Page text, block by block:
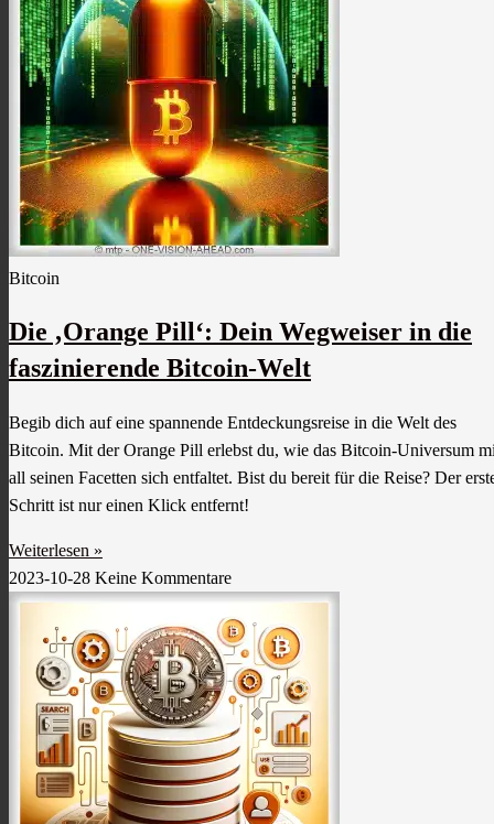
Bitcoin
Die ‚Orange Pill‘: Dein Wegweiser in die
faszinierende Bitcoin-Welt
Begib dich auf eine spannende Entdeckungsreise in die Welt des
Bitcoin. Mit der Orange Pill erlebst du, wie das Bitcoin-Universum
all seinen Facetten sich entfaltet. Bist du bereit für die Reise? Der
Schritt ist nur einen Klick entfernt!
Weiterlesen »
2023-10-28 Keine Kommentare